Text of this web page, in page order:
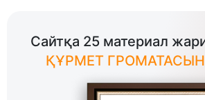
Сайтқа 25 материал
ҚҰРМЕТ ГРОМАТАСЫН